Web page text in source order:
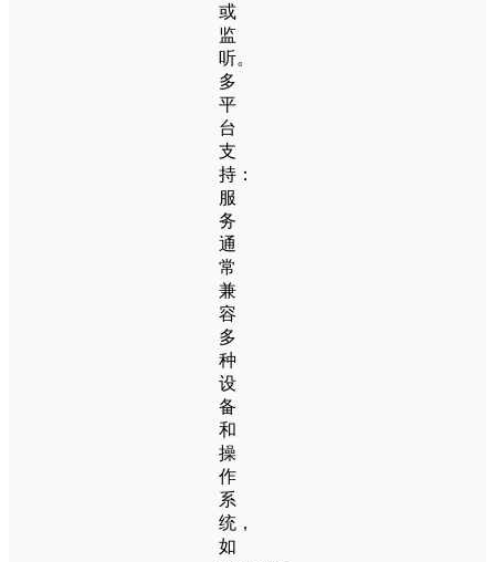
或
监
听。
多
平
台
支
持：
服
务
通
常
兼
容
多
种
设
备
和
操
作
系
统，
如